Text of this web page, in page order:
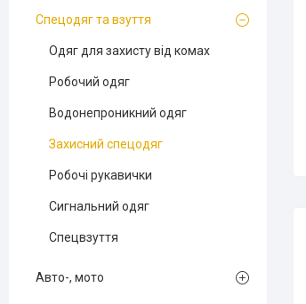
Спецодяг та взуття
Одяг для захисту від комах
Робочий одяг
Водонепроникний одяг
Захисний спецодяг
Робочі рукавички
Сигнальний одяг
Спецвзуття
Авто-, мото